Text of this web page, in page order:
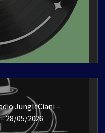
JungleCiani –
28/05/2026